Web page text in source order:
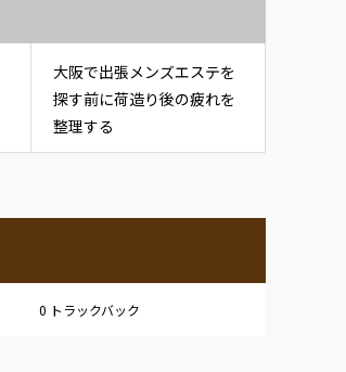
大阪で出張メンズエステを
探す前に荷造り後の疲れを
整理する
0 トラックバック